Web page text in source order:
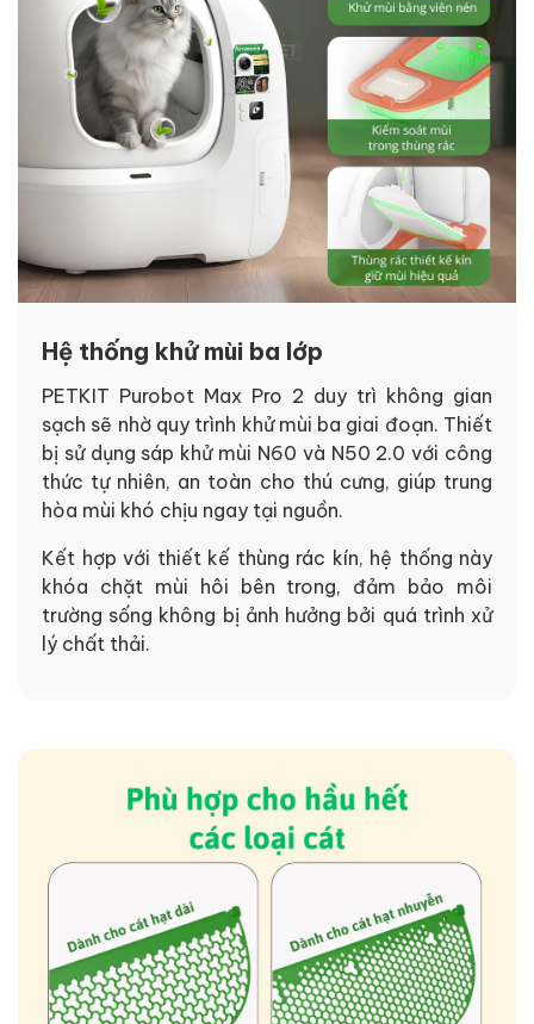
Hệ thống khử mùi ba lớp
PETKIT Purobot Max Pro 2 duy trì không gian
sạch sẽ nhờ quy trình khử mùi ba giai đoạn. Thiết
bị sử dụng sáp khử mùi N60 và N50 2.0 với công
thức tự nhiên, an toàn cho thú cưng, giúp trung
hòa mùi khó chịu ngay tại nguồn.
Kết hợp với thiết kế thùng rác kín, hệ thống này
khóa chặt mùi hôi bên trong, đảm bảo môi
trường sống không bị ảnh hưởng bởi quá trình xử
lý chất thải.